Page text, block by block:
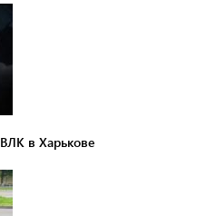
в Харькове